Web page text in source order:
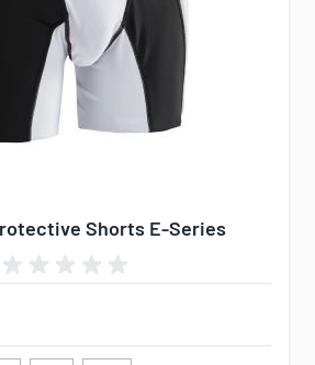
Shorts E-Series